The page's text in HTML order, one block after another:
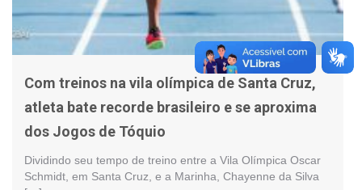
Com treinos na vila olímpica de Santa Cruz,
atleta bate recorde brasileiro e se aproxima
dos Jogos de Tóquio
Dividindo seu tempo de treino entre a Vila Olímpica Oscar
Schmidt, em Santa Cruz, e a Marinha, Chayenne da Silva